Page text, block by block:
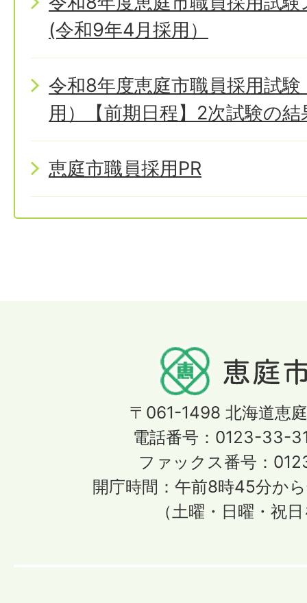
(令和9年4月採用）
令和8年度恵庭市職員採用試
用）【前期日程】2次試験の
恵庭市職員採用PR
〒061-1498 北海道恵
電話番号：0123-33-
ファックス番号：
開庁時間：午前8時45分か
（土曜・日曜・祝